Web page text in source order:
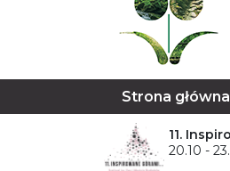
Strona główna
11.
20.10 -